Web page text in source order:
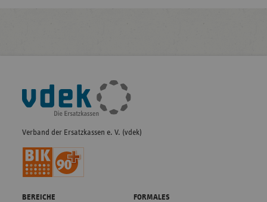
Fußleisten-
Navigation
Verband der Ersatzkassen e. V. (vdek)
BEREICHE FORMALES